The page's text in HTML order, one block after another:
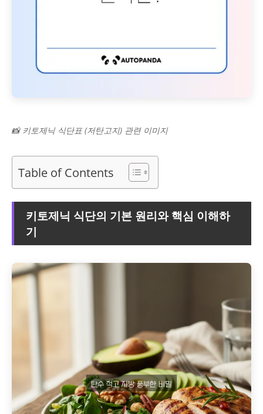
📸 키토제닉 식단표 (저탄고지) 관련 이미지
Table of Contents
키토제닉 식단의 기본 원리와 핵심 이해하
기